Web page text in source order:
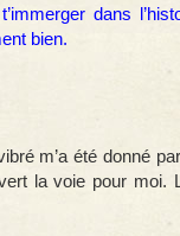
dans
bien.
m’a été donné
la voie pour moi.